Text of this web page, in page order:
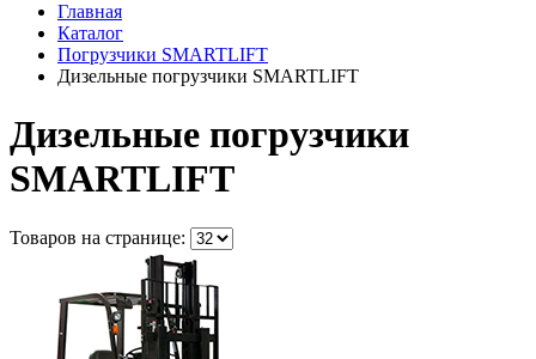
Главная
Каталог
Погрузчики SMARTLIFT
Дизельные погрузчики SMARTLIFT
Дизельные погрузчики
SMARTLIFT
Товаров на странице: